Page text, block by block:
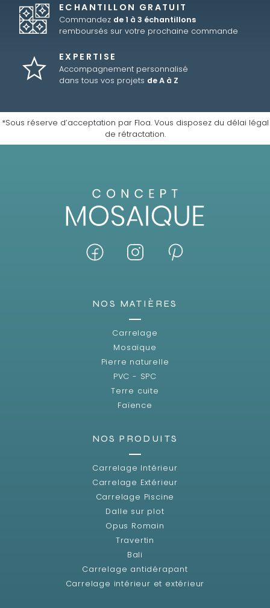
ECHANTILLON GRATUIT
Commandez de 1 à 3 échantillons
remboursés sur votre prochaine commande
EXPERTISE
Accompagnement personnalisé
dans tous vos projets de A à Z
*Sous réserve d’acceptation par Floa. Vous disposez du délai légal
de rétractation.
NOS MATIÈRES
Carrelage
Mosaïque
Pierre naturelle
PVC - SPC
Terre cuite
Faïence
NOS PRODUITS
Carrelage Intérieur
Carrelage Extérieur
Carrelage Piscine
Dalle sur plot
Opus Romain
Travertin
Bali
Carrelage antidérapant
Carrelage intérieur et extérieur